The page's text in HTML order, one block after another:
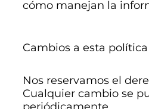
cómo manejan la
Cambios a esta política
Nos reservamos el
Cualquier cambio se